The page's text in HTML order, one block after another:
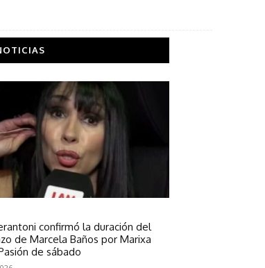
confirmó la duración del
de Marcela Baños por Marixa
de sábado